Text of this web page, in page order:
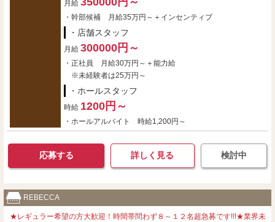
月給
・幹部候補 月給35万円～＋インセンティブ
・店舗スタッフ
月給 300000円～
・正社員 月給30万円～＋能力給
※未経験者は25万円～
・ホールスタッフ
時給 1200円～
・ホールアルバイト 時給1,200円～
応募する 詳しく見る 検討中
REBECCA
★レギュラー希望の方大歓迎！時間帯問わず８～１２名超急募です!!!★業界未